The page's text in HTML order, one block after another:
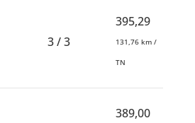
3 / 3
395,29
131,76 km /
TN
389,00